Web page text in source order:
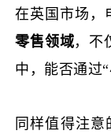
在英国市场，
零售领域，不
中，能否通过
同样值得注意